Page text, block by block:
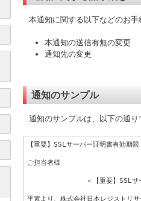
本通知に関する以下などのお
本通知の送信有無の変更
通知先の変更
通知のサンプル
通知のサンプルは、以下の通り
【重要】SSLサーバー証明書有
ご担当者様
＜【重要】SSLサ
平素より、株式会社日本レジストリ